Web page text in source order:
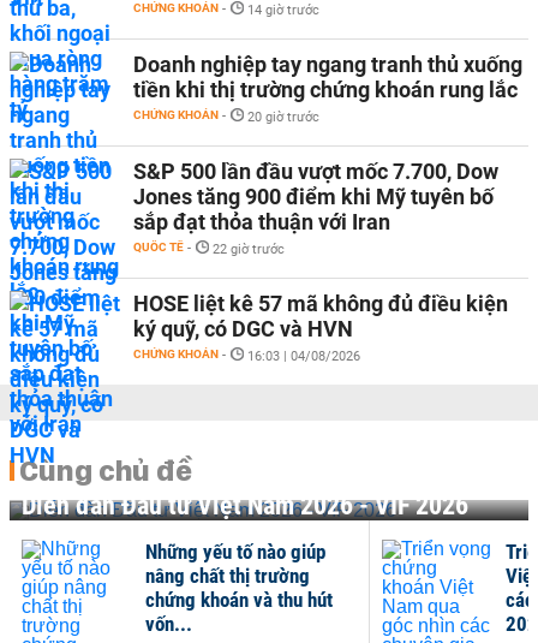
CHỨNG KHOÁN - 14 giờ trước
Doanh nghiệp tay ngang tranh thủ xuống
tiền khi thị trường chứng khoán rung lắc
CHỨNG KHOÁN - 20 giờ trước
S&P 500 lần đầu vượt mốc 7.700, Dow
Jones tăng 900 điểm khi Mỹ tuyên bố
sắp đạt thỏa thuận với Iran
QUỐC TẾ - 22 giờ trước
HOSE liệt kê 57 mã không đủ điều kiện
ký quỹ, có DGC và HVN
CHỨNG KHOÁN - 16:03 | 04/08/2026
Cùng chủ đề
Diễn đàn Đầu tư Việt Nam 2026 - VIF 2026
yếu tố nào giúp
thị trường
khoán và thu hút
Triển vọng chứng khoán
Việt Nam qua góc nhìn
các chuyên gia VIF
2026:...